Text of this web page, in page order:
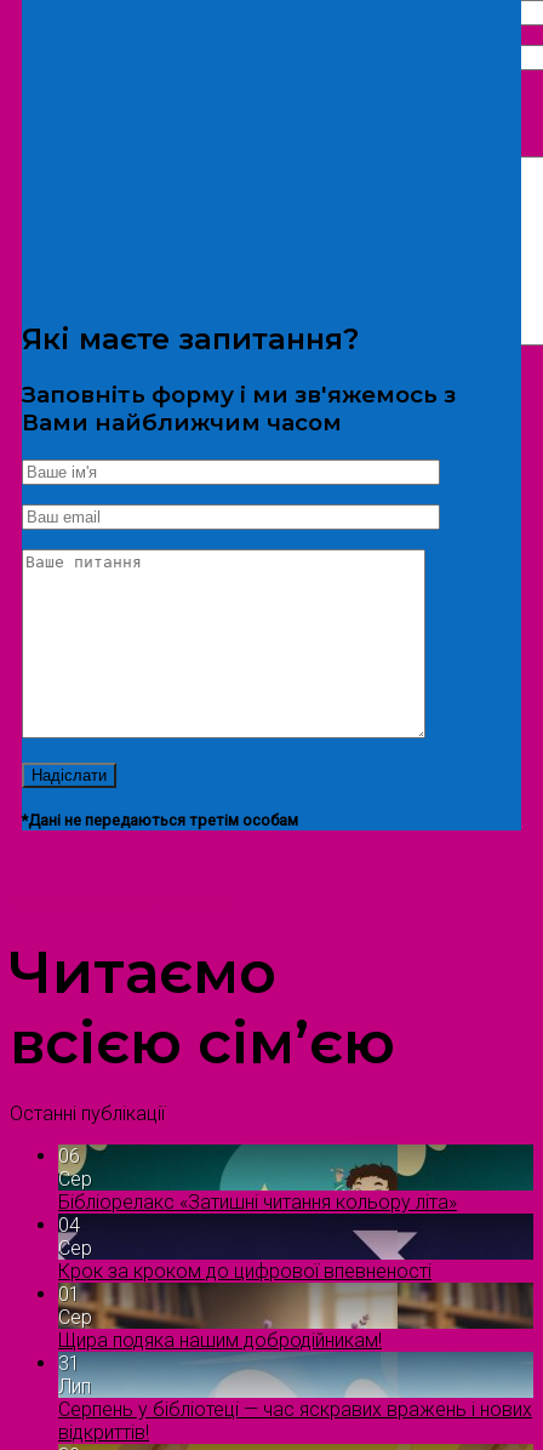
*Дані не передаються третім особам
Екскурсія/локація
Які маєте запитання?
Заповніть форму і ми зв'яжемось з
Вами найближчим часом
*Дані не передаються третім особам
Читаємо
всією сім’єю
Останні публікації
06
Сер
Бібліорелакс «Затишні читання кольору літа»
04
Сер
Крок за кроком до цифрової впевненості
01
Сер
Щира подяка нашим добродійникам!
31
Лип
Серпень у бібліотеці — час яскравих вражень і нових
відкриттів!